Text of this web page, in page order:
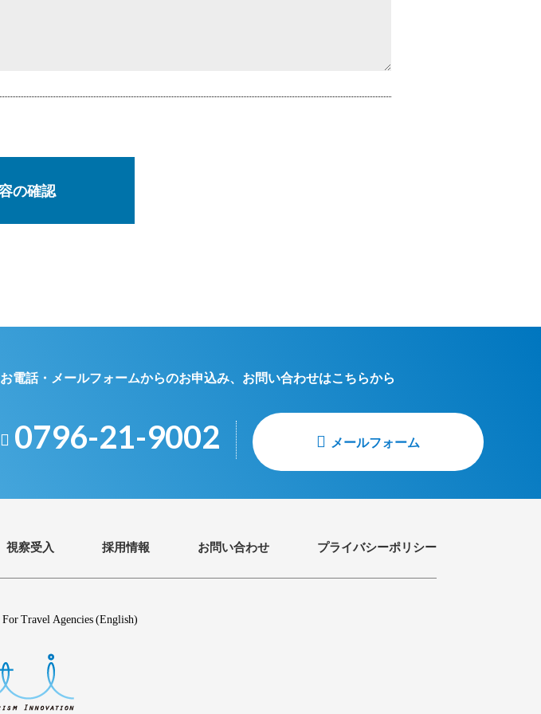
お電話・メールフォームからのお申込み、お問い合わせはこちらから
0796-21-9002 メールフォーム
視察受入 採用情報 お問い合わせ プライバシーポリシー
For Travel Agencies (English)